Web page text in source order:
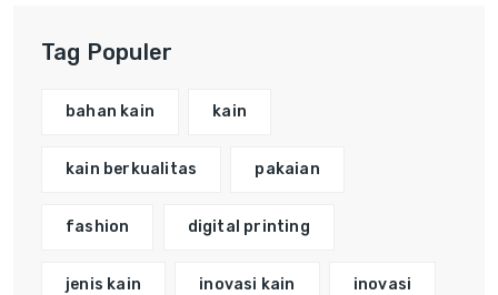
Tag Populer
bahan kain kain
kain berkualitas pakaian
fashion digital printing
jenis kain inovasi kain inovasi